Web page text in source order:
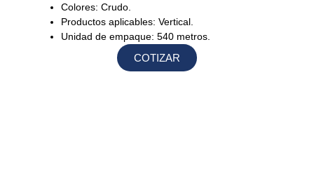
Colores: Crudo.
Productos aplicables: Vertical.
Unidad de empaque: 540 metros.
COTIZAR